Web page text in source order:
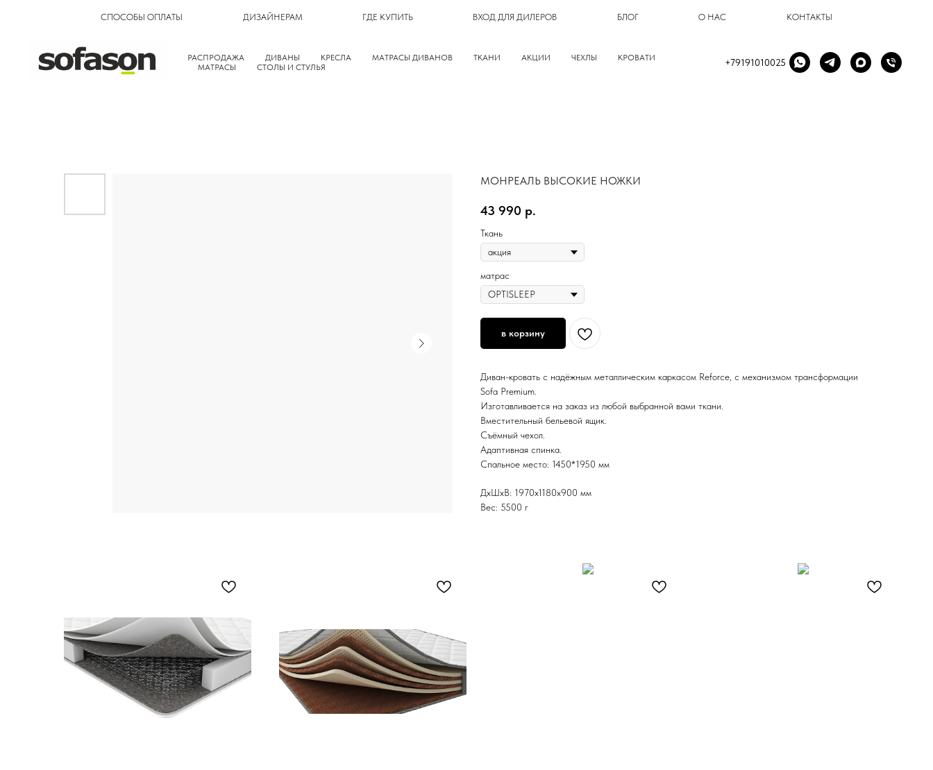
СПОСОБЫ ОПЛАТЫ ДИЗАЙНЕРАМ ГДЕ КУПИТЬ ВХОД ДЛЯ ДИЛЕРОВ БЛОГ О НАС КОНТАКТЫ
РАСПРОДАЖА ДИВАНЫ КРЕСЛА МАТРАСЫ ДИВАНОВ ТКАНИ АКЦИИ ЧЕХЛЫ
КРОВАТИ
МАТРАСЫ
СТОЛЫ И СТУЛЬЯ +79191010025
МОНРЕАЛЬ ВЫСОКИЕ НОЖКИ
43 990 р.
Ткань
матрас
в корзину
Диван-кровать с надёжным металлическим каркасом Reforce, с механизмом трансформации
Sofa Premium.
Изготавливается на заказ из любой выбранной вами ткани.
Вместительный бельевой ящик.
Съёмный чехол.
Адаптивная спинка.
Спальное место: 1450*1950 мм
ДxШxВ: 1970x1180x900 мм
Вес: 5500 г